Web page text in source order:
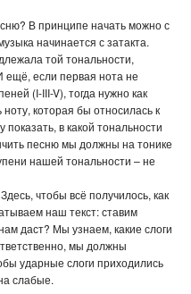
В принципе начать можно с
начинается с затакта.
той тональности,
ещё, если первая нота не
(I-III-V), тогда нужно как
которая бы относилась к
в какой тональности
песню мы должны на тонике
нашей тональности – не
чтобы всё получилось, как
наш текст: ставим
даст? Мы узнаем, какие слоги
мы должны
ударные слоги приходились
слабые.